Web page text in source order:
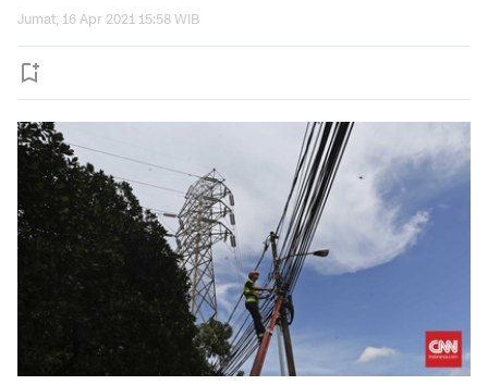
Jumat, 16 Apr 2021 15:58 WIB